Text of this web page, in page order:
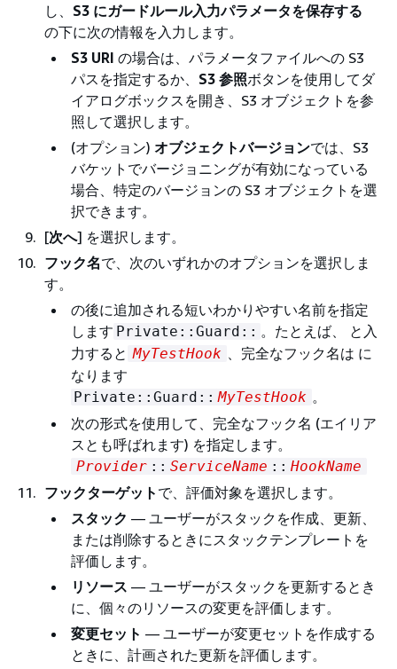
し、 S3 にガードルール入力パラメータを保存する
の下に次の情報を入力します。
S3 URI の場合は、パラメータファイルへの S3
パスを指定するか、 S3 参照ボタンを使用してダ
イアログボックスを開き、S3 オブジェクトを参
照して選択します。
(オプション) オブジェクトバージョンでは、S3
バケットでバージョニングが有効になっている
場合、特定のバージョンの S3 オブジェクトを選
択できます。
[次へ] を選択します。
フック名で、次のいずれかのオプションを選択しま
す。
の後に追加される短いわかりやすい名前を指定
します Private::Guard:: 。たとえば、 と入
力すると MyTestHook
、完全なフック名は に
なります
Private::Guard:: MyTestHook 。
次の形式を使用して、完全なフック名 (エイリア
スとも呼ばれます) を指定します。
Provider :: ServiceName :: HookName
フックターゲット で、評価対象を選択します。
スタック — ユーザーがスタックを作成、更新、
または削除するときにスタックテンプレートを
評価します。
リソース — ユーザーがスタックを更新するとき
に、個々のリソースの変更を評価します。
変更セット — ユーザーが変更セットを作成する
ときに、計画された更新を評価します。